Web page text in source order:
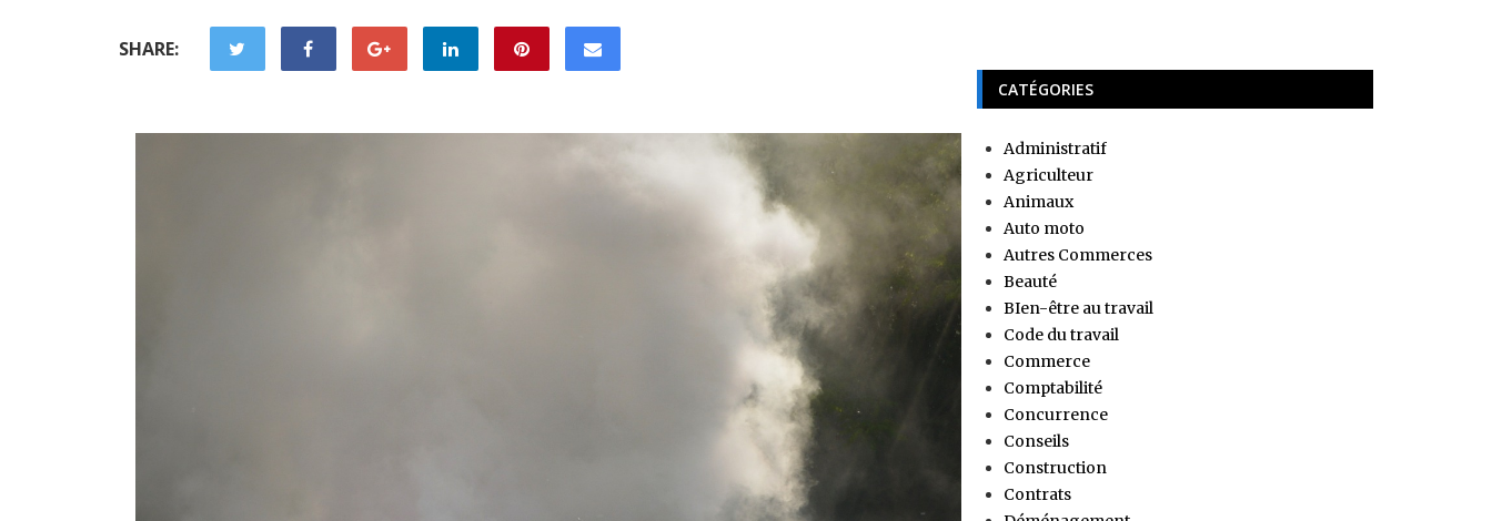
SHARE:
CATÉGORIES
Administratif
Agriculteur
Animaux
Auto moto
Autres Commerces
Beauté
BIen-être au travail
Code du travail
Commerce
Comptabilité
Concurrence
Conseils
Construction
Contrats